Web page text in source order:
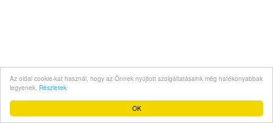
OK
Az oldal cookie-kat használ, hogy az Önnek nyújtott szolgáltatásaink még hatékonyabbak
legyenek. Részletek